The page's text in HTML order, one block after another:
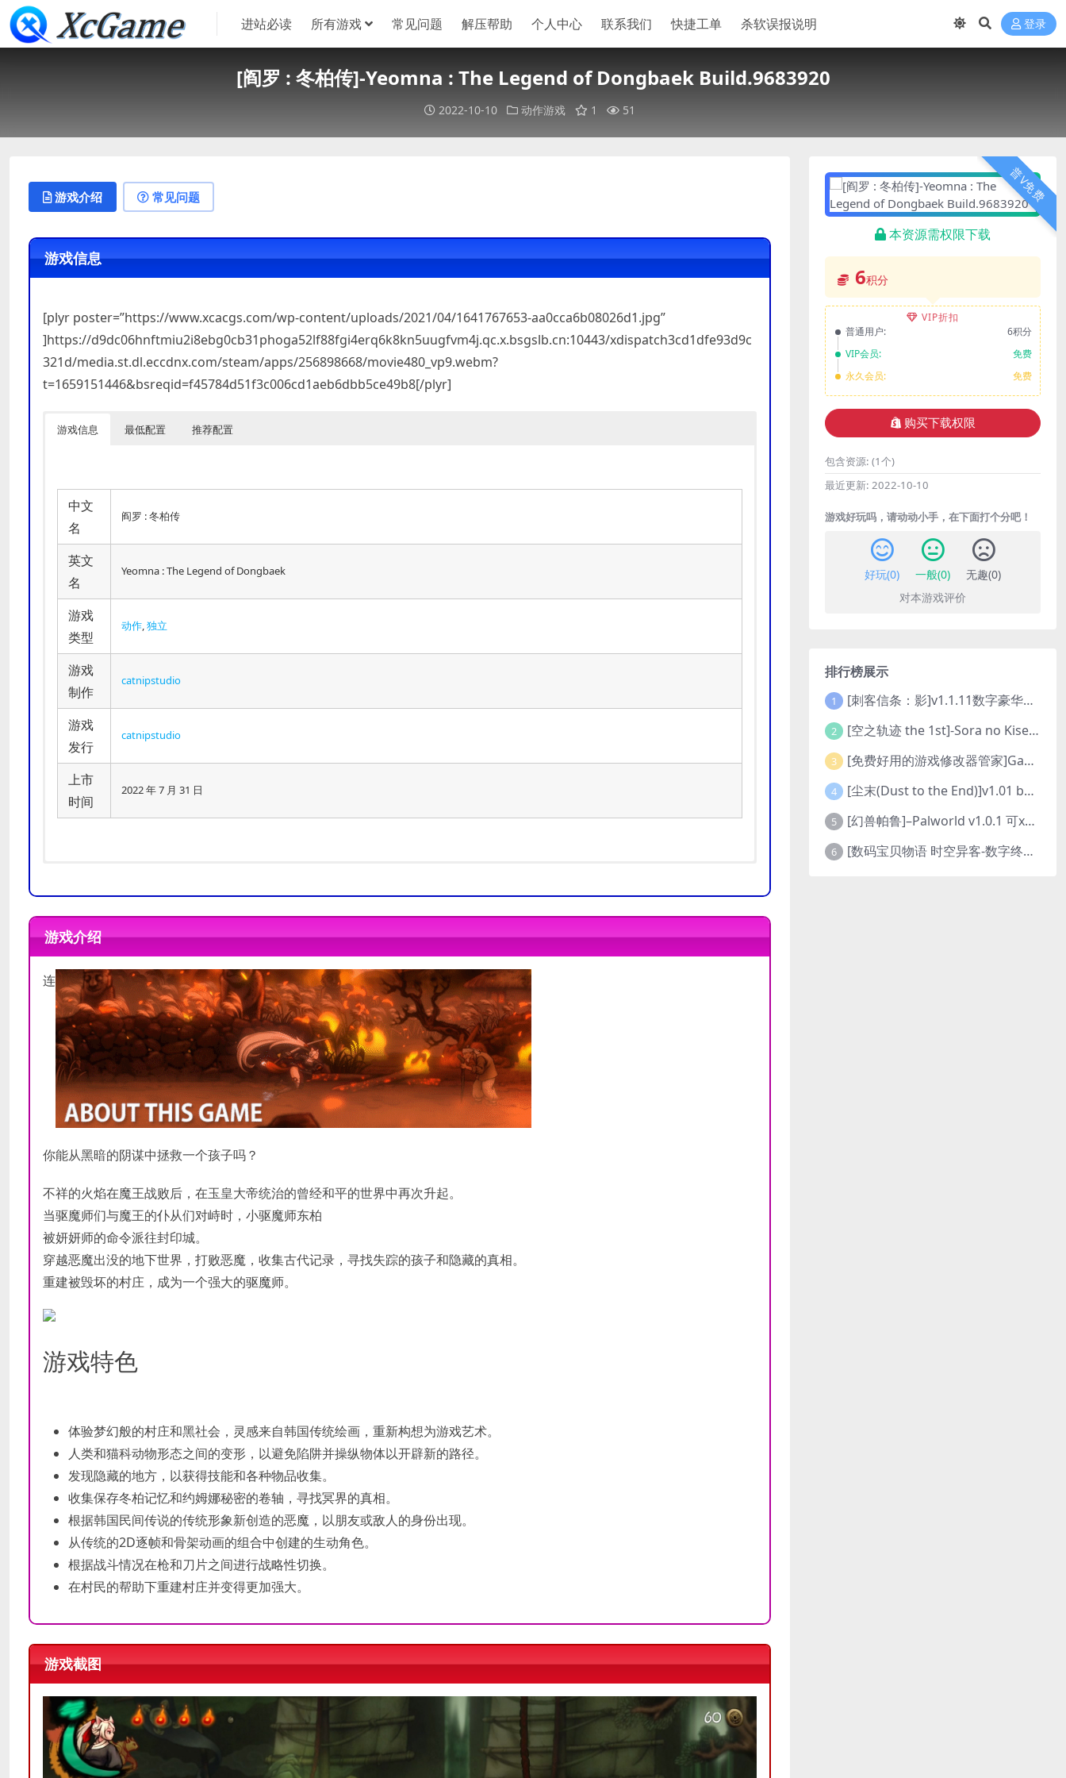
进站必读 所有游戏 常见问题 解压帮助 个人中心 联系我们 快捷工单 杀软误报说明 登录
[阎罗 : 冬柏传]-Yeomna : The Legend of Dongbaek Build.9683920
2022-10-10 动作游戏 1 51
游戏介绍 常见问题
游戏信息
[plyr poster=”https://www.xcacgs.com/wp-content/uploads/2021/04/1641767653-aa0cca6b08026d1.jpg”
]https://d9dc06hnftmiu2i8ebg0cb31phoga52lf88fgi4erq6k8kn5uugfvm4j.qc.x.bsgslb.cn:10443/xdispatch3cd1dfe93d9c
321d/media.st.dl.eccdnx.com/steam/apps/256898668/movie480_vp9.webm?
t=1659151446&bsreqid=f45784d51f3c006cd1aeb6dbb5ce49b8[/plyr]
游戏信息 最低配置 推荐配置
中文
名
阎罗 : 冬柏传
英文
名
Yeomna : The Legend of Dongbaek
游戏
类型
动作 独立
游戏
制作
catnipstudio
游戏
发行
catnipstudio
上市
时间
2022 年 7 月 31 日
最低配置
显卡:GeForce GTX 660
DirectX 版本:10
存储空间:需要 9 GB 可用空间
附注事项:1080p, 16:9 recommended
推荐配置
显卡:GeForce GTX 970
DirectX 版本:11
存储空间:需要 9 GB 可用空间
附注事项:1080p, 16:9 recommended
游戏介绍
连
你能从黑暗的阴谋中拯救一个孩子吗？
不祥的火焰在魔王战败后，在玉皇大帝统治的曾经和平的世界中再次升起。
当驱魔师们与魔王的仆从们对峙时，小驱魔师东柏
被妍妍师的命令派往封印城。
穿越恶魔出没的地下世界，打败恶魔，收集古代记录，寻找失踪的孩子和隐藏的真相。
重建被毁坏的村庄，成为一个强大的驱魔师。
游戏特色
体验梦幻般的村庄和黑社会，灵感来自韩国传统绘画，重新构想为游戏艺术。
人类和猫科动物形态之间的变形，以避免陷阱并操纵物体以开辟新的路径。
发现隐藏的地方，以获得技能和各种物品收集。
收集保存冬柏记忆和约姆娜秘密的卷轴，寻找冥界的真相。
根据韩国民间传说的传统形象新创造的恶魔，以朋友或敌人的身份出现。
从传统的2D逐帧和骨架动画的组合中创建的生动角色。
根据战斗情况在枪和刀片之间进行战略性切换。
在村民的帮助下重建村庄并变得更加强大。
游戏截图
普V免费
本资源需权限下载
6积分
VIP折扣
普通用户:
6积分
VIP会员:
免费
永久会员:
免费
购买下载权限
包含资源: (1个)
最近更新: 2022-10-10
游戏好玩吗，请动动小手，在下面打个分吧！
好玩(0) 一般(0) 无趣(0)
对本游戏评价
排行榜展示
1 [刺客信条：影]v1.1.11数字豪华版全DLC
2 [空之轨迹 the 1st]-Sora no Kiseki the 1st-更新至v1.06.4-全DLC
3 [免费好用的游戏修改器管家]Game Cheats Manager
4 [尘末(Dust to the End)]v1.01 build9321107
5 [幻兽帕鲁]–Palworld v1.0.1 可xbox联机
6 [数码宝贝物语 时空异客-数字终极版]- Digimon Story Time Stranger-Build.23514637